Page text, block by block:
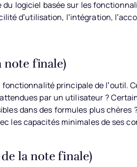
logiciel basée sur les
d’utilisation, l’intégration,
note finale)
principale de l’outil.
par un utilisateur ?
dans des formules plus chères
les capacités minimales de ses
la note finale)